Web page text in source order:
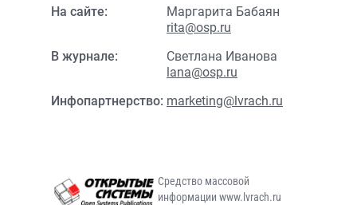
На сайте:
Маргарита Бабаян
rita@osp.ru
В журнале:
Светлана Иванова
lana@osp.ru
Инфопартнерство: marketing@lvrach.ru
Средство массовой
информации www.lvrach.ru